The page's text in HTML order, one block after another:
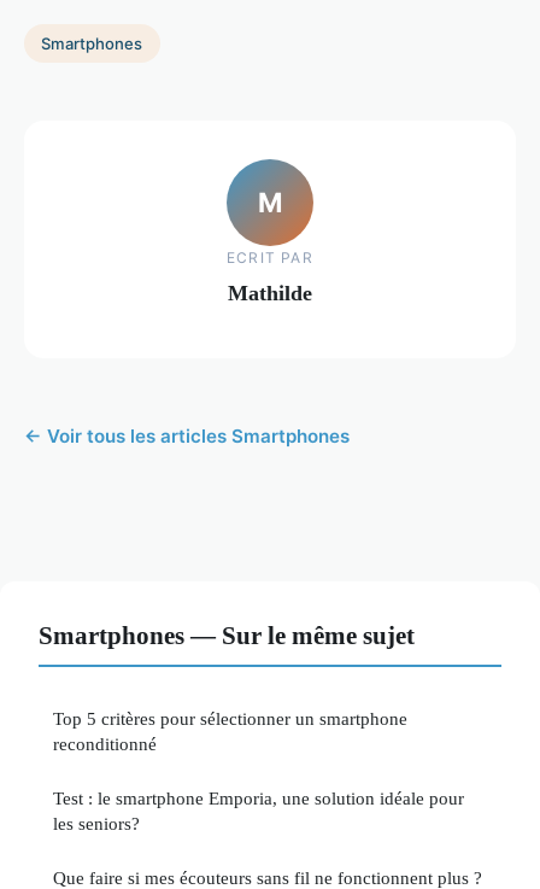
Smartphones
M
ECRIT PAR
Mathilde
← Voir tous les articles Smartphones
Smartphones — Sur le même sujet
Top 5 critères pour sélectionner un smartphone
reconditionné
Test : le smartphone Emporia, une solution idéale pour
les seniors?
Que faire si mes écouteurs sans fil ne fonctionnent plus ?